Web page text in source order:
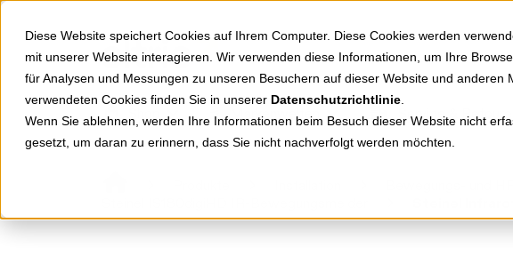
Diese Website speichert Cookies auf Ihrem Computer. Diese Cookies werden
mit unserer Website interagieren. Wir verwenden diese Informationen, um Ihre
für Analysen und Messungen zu unseren Besuchern auf dieser Website und
verwendeten Cookies finden Sie in unserer Datenschutzrichtlinie
Wenn Sie ablehnen, werden Ihre Informationen beim Besuch dieser Website nicht
gesetzt, um daran zu erinnern, dass Sie nicht nachverfolgt werden möchten.
Springe zu Hauptinhalt
Markenwelten Service &
Bewegungs- und